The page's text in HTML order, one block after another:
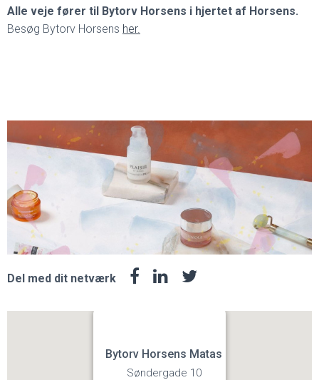
Alle veje fører til Bytorv Horsens i hjertet af Horsens.
Besøg Bytorv Horsens her.
Del med dit netværk
Bytorv Horsens Matas
Søndergade 10